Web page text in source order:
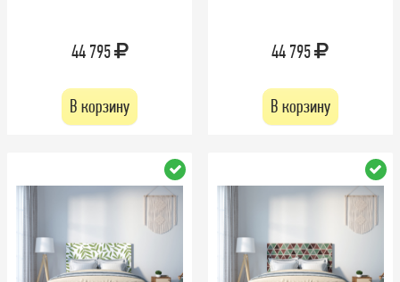
44 795
В корзину
44 795
В корзину